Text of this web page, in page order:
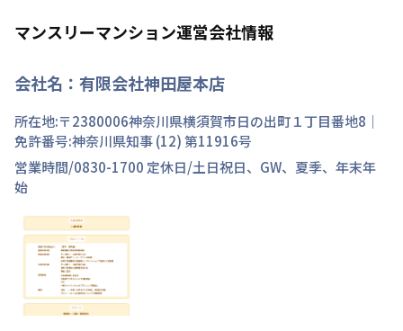
マンスリーマンション運営会社情報
会社名： 有限会社神田屋本店
所在地:〒2380006神奈川県横須賀市日の出町１丁目番地8 ｜
免許番号:神奈川県知事 (12) 第11916号
営業時間/0830-1700 定休日/土日祝日、GW、夏季、年末年
始